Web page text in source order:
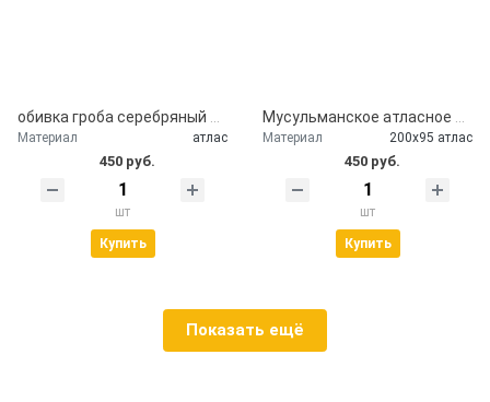
Материал атлас
450 руб.
шт
Купить
Материал 200х95 атлас
450 руб.
шт
Купить
Показать ещё